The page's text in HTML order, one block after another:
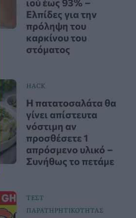
ιού έως 93% –
Ελπίδες για την
πρόληψη του
καρκίνου του
στόματος
HACK
Η πατατοσαλάτα θα
γίνει απίστευτα
νόστιμη αν
προσθέσετε 1
απρόσμενο υλικό –
Συνήθως το πετάμε
ΤΕΣΤ
ΠΑΡΑΤΗΡΗΤΙΚΟΤΗΤΑΣ